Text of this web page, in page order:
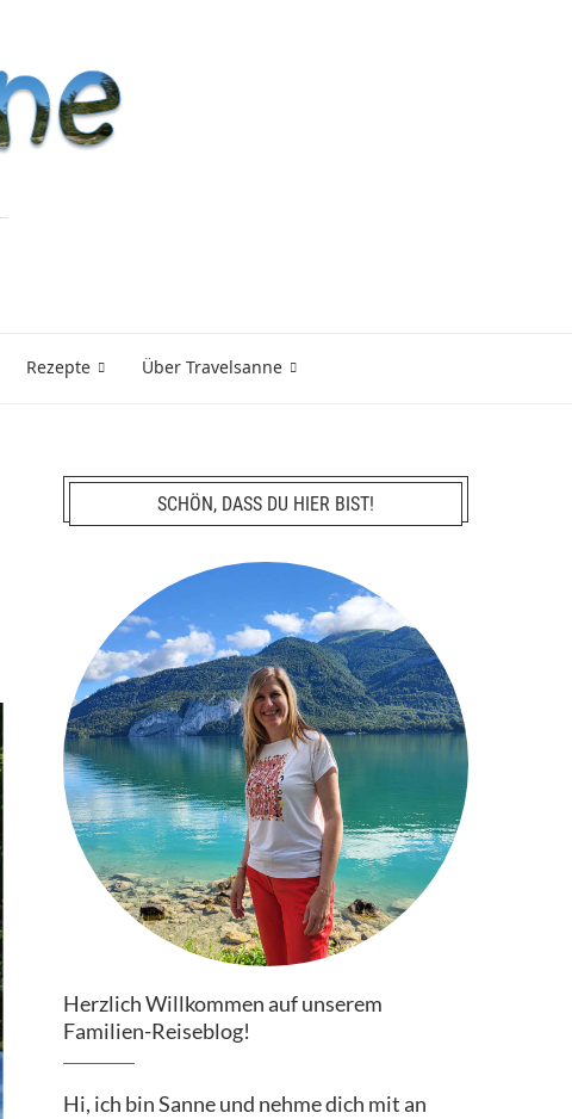
Rezepte Über Travelsanne
SCHÖN, DASS DU HIER BIST!
Herzlich Willkommen auf unserem
Familien-Reiseblog!
Hi, ich bin Sanne und nehme dich mit an